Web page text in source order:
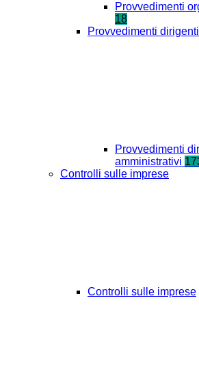
Provvedimenti
18
Provvedimenti
Provvedimenti
amministrativi
Controlli sulle imprese
Controlli sulle imprese